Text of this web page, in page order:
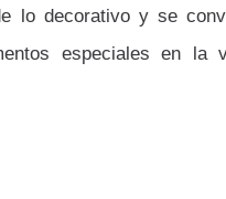
lo decorativo y se
especiales en la